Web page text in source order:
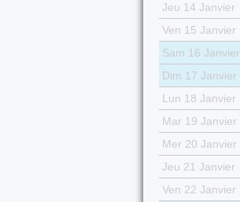
Jeu 14 Janvier
Ven 15 Janvier
Sam 16 Janvier
Dim 17 Janvier
Lun 18 Janvier
Mar 19 Janvier
Mer 20 Janvier
Jeu 21 Janvier
Ven 22 Janvier